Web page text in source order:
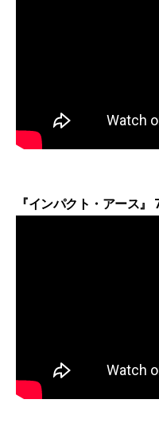
『インパクト・アース